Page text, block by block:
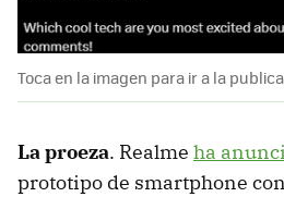
Toca en la imagen para ir a la
La proeza. Realme ha
prototipo de smartphone